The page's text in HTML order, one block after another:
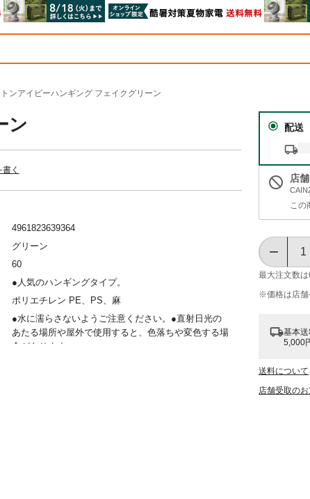
ンアイビーハンギング フェイクグリーン
ン
く
配送
店
この
最大注文数は
※価格は​店舗
基本
5,000
送料について
店舗受取の
4961823639364
グリーン
60
●人気のハンギングタイプ。
ポリエチレン PE、PS、麻
●水に濡らさないようご注意ください。●直射日光の
あたる場所や屋外で使用すると、色落ちや変色する場
合があります。